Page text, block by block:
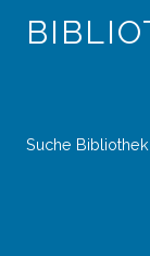
Suche